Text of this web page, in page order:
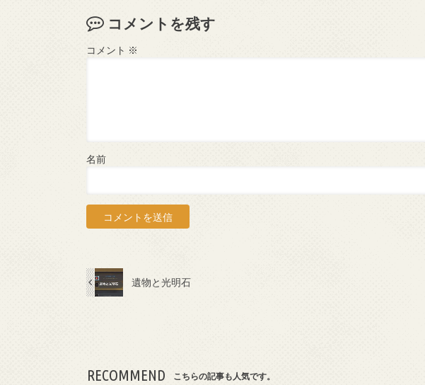
コメントを残す
コメント ※
名前
遺物と光明石
RECOMMEND こちらの記事も人気です。